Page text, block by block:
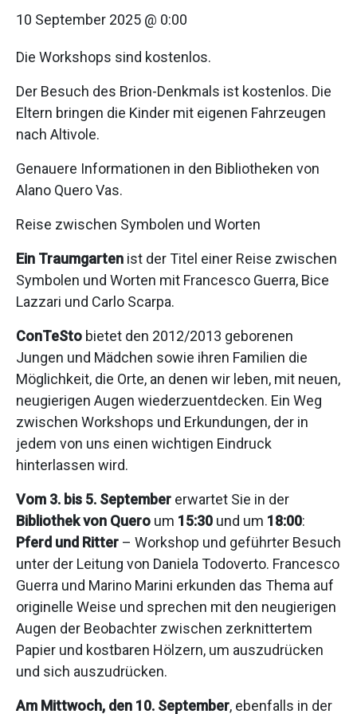
10 September 2025 @ 0:00
Die Workshops sind kostenlos.
Der Besuch des Brion-Denkmals ist kostenlos. Die
Eltern bringen die Kinder mit eigenen Fahrzeugen
nach Altivole.
Genauere Informationen in den Bibliotheken von
Alano Quero Vas.
Reise zwischen Symbolen und Worten
Ein Traumgarten ist der Titel einer Reise zwischen
Symbolen und Worten mit Francesco Guerra, Bice
Lazzari und Carlo Scarpa.
ConTeSto bietet den 2012/2013 geborenen
Jungen und Mädchen sowie ihren Familien die
Möglichkeit, die Orte, an denen wir leben, mit neuen,
neugierigen Augen wiederzuentdecken. Ein Weg
zwischen Workshops und Erkundungen, der in
jedem von uns einen wichtigen Eindruck
hinterlassen wird.
Vom 3. bis 5. September erwartet Sie in der
Bibliothek von Quero um 15:30 und um 18:00:
Pferd und Ritter – Workshop und geführter Besuch
unter der Leitung von Daniela Todoverto. Francesco
Guerra und Marino Marini erkunden das Thema auf
originelle Weise und sprechen mit den neugierigen
Augen der Beobachter zwischen zerknittertem
Papier und kostbaren Hölzern, um auszudrücken
und sich auszudrücken.
Am Mittwoch, den 10. September, ebenfalls in der